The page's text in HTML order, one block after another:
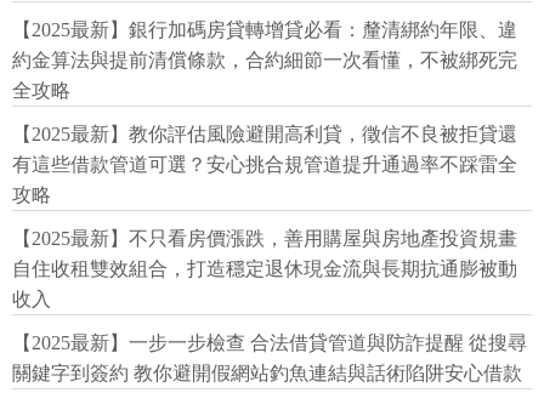
【2025最新】銀行加碼房貸轉增貸必看：釐清綁約年限、違
約金算法與提前清償條款，合約細節一次看懂，不被綁死完
全攻略
【2025最新】教你評估風險避開高利貸，徵信不良被拒貸還
有這些借款管道可選？安心挑合規管道提升通過率不踩雷全
攻略
【2025最新】不只看房價漲跌，善用購屋與房地產投資規畫
自住收租雙效組合，打造穩定退休現金流與長期抗通膨被動
收入
【2025最新】一步一步檢查 合法借貸管道與防詐提醒 從搜尋
關鍵字到簽約 教你避開假網站釣魚連結與話術陷阱安心借款